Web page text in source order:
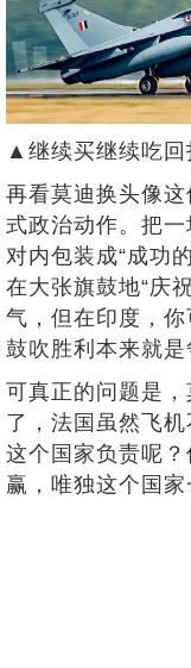
▲继续买继续吃回
再看莫迪换头像
式政治动作。把
对内包装成“成功
在大张旗鼓地“庆
气，但在印度，你
鼓吹胜利本来就是
可真正的问题是
了，法国虽然飞
这个国家负责呢
赢，唯独这个国家